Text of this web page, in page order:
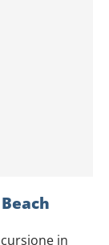
in